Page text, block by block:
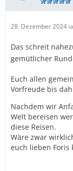
28. Dezember 2024
Das schreit
gemütlicher
Euch allen
Vorfreude bis
Nachdem wir
Welt bereisen
diese Reisen.
Wäre zwar
euch lieben Foris